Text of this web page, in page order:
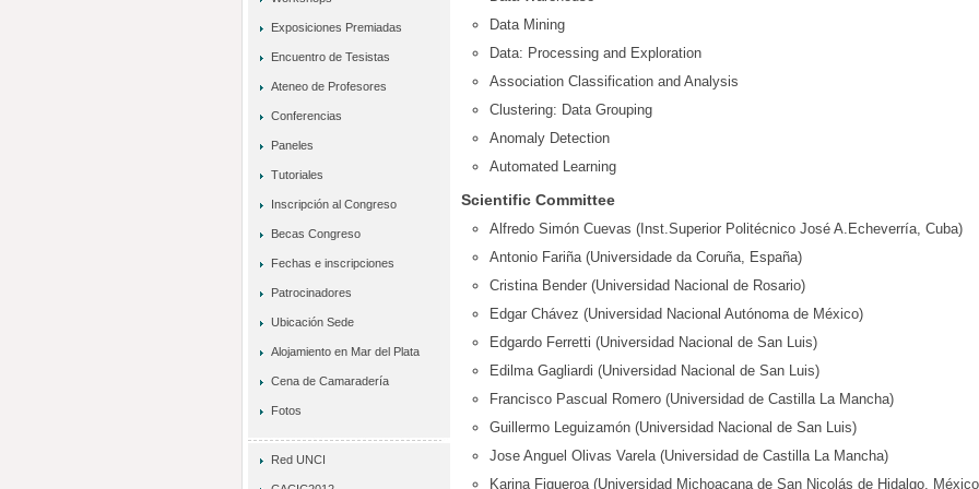
Exposiciones Premiadas
Encuentro de Tesistas
Ateneo de Profesores
Conferencias
Paneles
Tutoriales
Inscripción al Congreso
Becas Congreso
Fechas e inscripciones
Patrocinadores
Ubicación Sede
Alojamiento en Mar del Plata
Cena de Camaradería
Fotos
Red UNCI
Data Mining
Data: Processing and Exploration
Association Classification and Analysis
Clustering: Data Grouping
Anomaly Detection
Automated Learning
Scientific Committee
Alfredo Simón Cuevas (Inst.Superior Politécnico José A.Echeverría, Cuba)
Antonio Fariña (Universidade da Coruña, España)
Cristina Bender (Universidad Nacional de Rosario)
Edgar Chávez (Universidad Nacional Autónoma de México)
Edgardo Ferretti (Universidad Nacional de San Luis)
Edilma Gagliardi (Universidad Nacional de San Luis)
Francisco Pascual Romero (Universidad de Castilla La Mancha)
Guillermo Leguizamón (Universidad Nacional de San Luis)
Jose Anguel Olivas Varela (Universidad de Castilla La Mancha)
Karina Figueroa (Universidad Michoacana de San Nicolás de Hidalgo,